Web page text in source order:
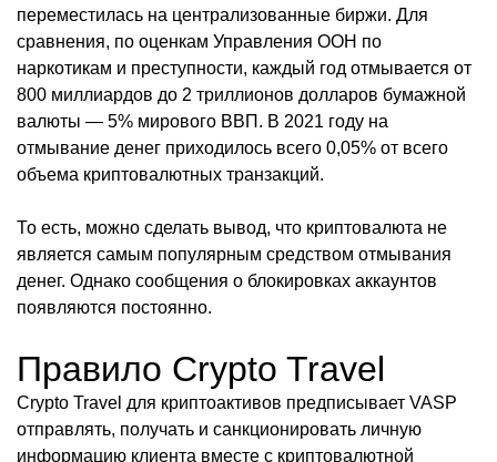
переместилась на централизованные биржи. Для
сравнения, по оценкам Управления ООН по
наркотикам и преступности, каждый год отмывается от
800 миллиардов до 2 триллионов долларов бумажной
валюты — 5% мирового ВВП. В 2021 году на
отмывание денег приходилось всего 0,05% от всего
объема криптовалютных транзакций.
То есть, можно сделать вывод, что криптовалюта не
является самым популярным средством отмывания
денег. Однако сообщения о блокировках аккаунтов
появляются постоянно.
Правило Crypto Travel
Crypto Travel для криптоактивов предписывает VASP
отправлять, получать и санкционировать личную
информацию клиента вместе с криптовалютной